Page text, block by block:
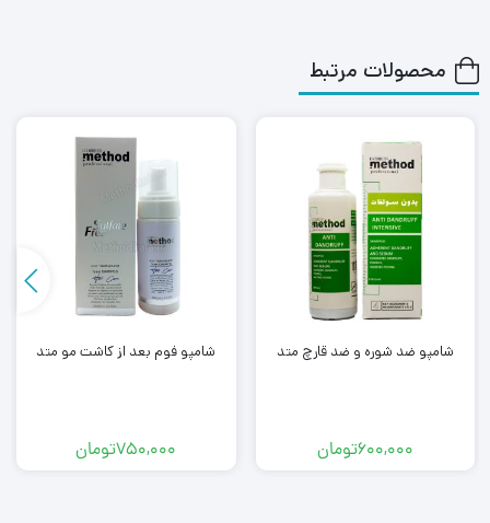
محصولات مرتبط
شامپو ضد شوره و ضد قارچ متد
600,000تومان
شامپو فوم بعد از کاشت مو متد
750,000تومان